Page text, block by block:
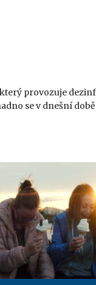
provozuje
se v dnešní